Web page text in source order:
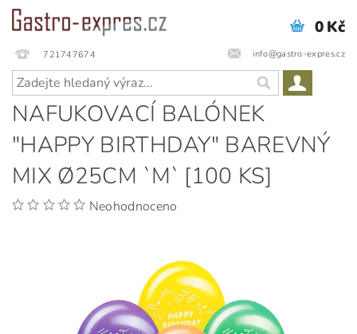
721747674 info@gastro-expres.cz
0 Kč
NAFUKOVACÍ BALÓNEK
"HAPPY BIRTHDAY" BAREVNÝ
MIX Ø25CM `M` [100 KS]
Neohodnoceno